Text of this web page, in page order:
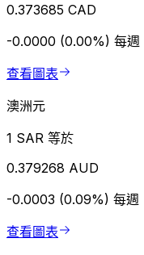
0.373685 CAD
-0.0000 (0.00%) 每週
查看圖表
澳洲元
1 SAR 等於
0.379268 AUD
-0.0003 (0.09%) 每週
查看圖表